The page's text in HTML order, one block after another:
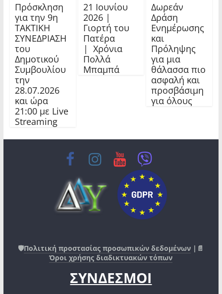
Πρόσκληση
για την 9η
ΤΑΚΤΙΚΗ
ΣΥΝΕΔΡΙΑΣΗ
του
Δημοτικού
Συμβουλίου
την
28.07.2026
και ώρα
21:00 με Live
Streaming
21 Ιουνίου
2026 |
Γιορτή του
Πατέρα
| Χρόνια
Πολλά
Μπαμπά
Δωρεάν
Δράση
Ενημέρωσης
και
Πρόληψης
για μια
θάλασσα πιο
ασφαλή και
προσβάσιμη
για όλους
🛡️Πολιτική προστασίας προσωπικών δεδομένων |📄
Όροι χρήσης διαδικτυακών τόπων
ΣΥΝΔΕΣΜΟΙ